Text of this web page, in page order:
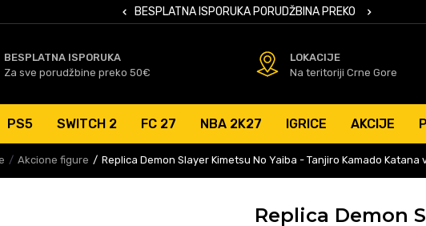
PLATNIM KARTICAMA BESPLATNA ISPORUKA PORUDŽBINA PREKO 50 EURSIGURNO
BESPLATNA ISPORUKA
Za sve porudžbine preko 50€
LOKACIJE
Na teritoriji Crne Gore
PS5 SWITCH 2 FC 27 NBA 2K27 IGRICE AKCIJE
Akcione figure Replica Demon Slayer Kimetsu No Yaiba - Tanjiro Kamado Katana
Replica Demon